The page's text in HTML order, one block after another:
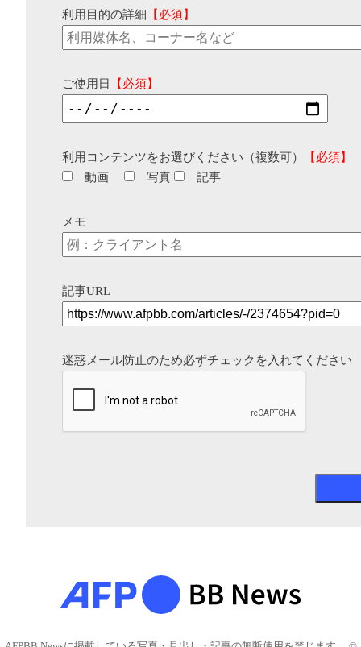
利用目的の詳細 【必須】
ご使用日 【必須】
利用コンテンツをお選びください（複数可）
【必須】
動画
写真 記事
メモ
記事URL
迷惑メール防止のため必ずチェックを入れてください